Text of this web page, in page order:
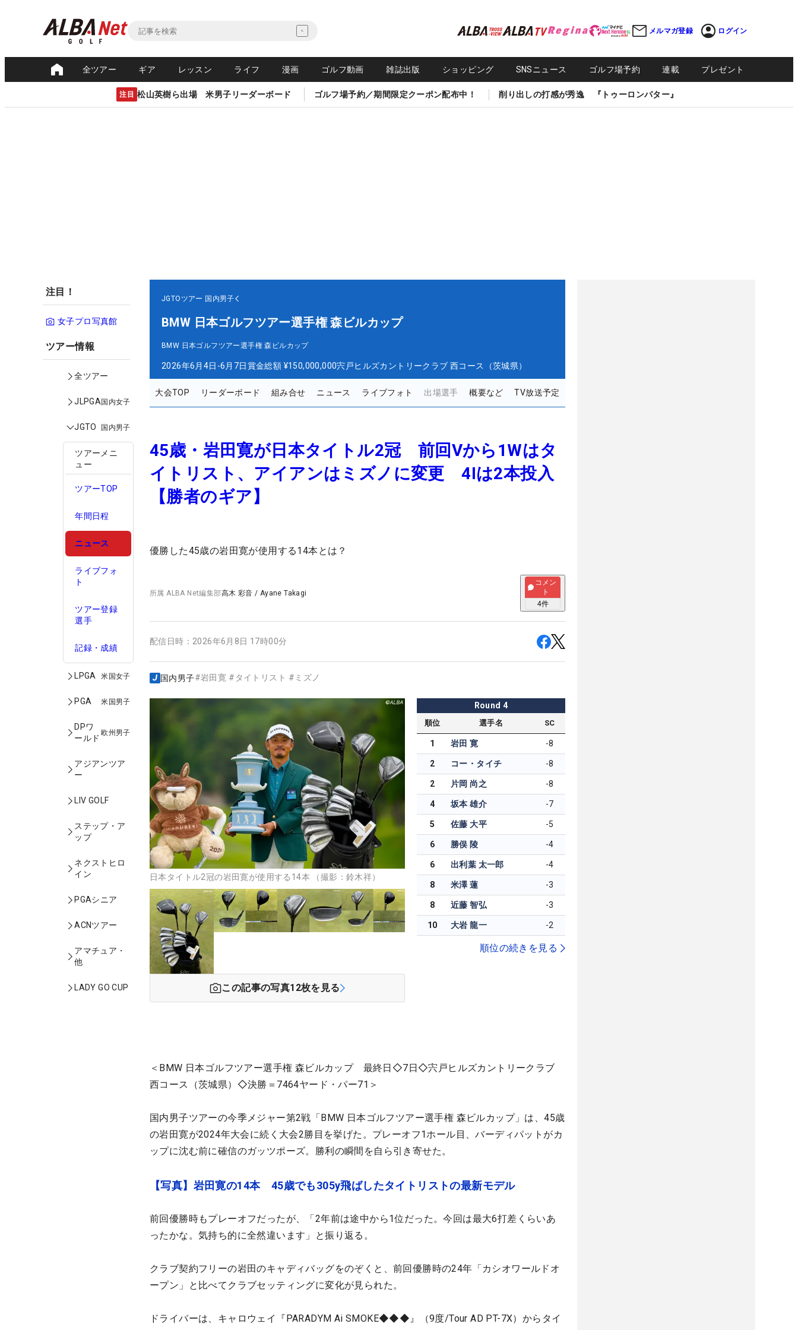
メルマガ登録 ログイン
全ツアー ギア レッスン ライフ 漫画 ゴルフ動画 雑誌出版 ショッピング SNSニュース ゴルフ場予約 連載 プレゼント
注目 松山英樹ら出場 米男子リーダーボード ゴルフ場予約／期間限定クーポン配布中！ 削り出しの打感が秀逸 『トゥーロンパター』
注目！
女子プロ写真館
ツアー情報
全ツアー
JLPGA国内女子
JGTO 国内男子
ツアーメニ
ュー
ツアーTOP
年間日程
ニュース
ライブフォ
ト
ツアー登録
選手
記録・成績
LPGA 米国女子
PGA 米国男子
DPワ
ールド
欧州男子
アジアンツア
ー
LIV GOLF
ステップ・ア
ップ
ネクストヒロ
イン
PGAシニア
ACNツアー
アマチュア・
他
LADY GO CUP
JGTOツアー 国内男子
BMW 日本ゴルフツアー選手権 森ビルカップ
BMW 日本ゴルフツアー選手権 森ビルカップ
2026年6月4日-6月7日賞金総額 ¥150,000,000宍戸ヒルズカントリークラブ 西コース（茨城県）
大会TOP リーダーボード 組み合せ ニュース ライブフォト 出場選手 概要など TV放送予定
45歳・岩田寛が日本タイトル2冠 前回Vから1Wはタ
イトリスト、アイアンはミズノに変更 4Iは2本投入
【勝者のギア】
優勝した45歳の岩田寛が使用する14本とは？
所属ALBA Net編集部高木 彩音 / Ayane Takagi
コメン
ト
4件
配信日時： 2026年6月8日 17時00分
国内男子#岩田寛 # タイトリスト # ミズノ
日本タイトル2冠の岩田寛が使用する14本 （撮影：鈴木祥）
この記事の写真12枚を見る
Round 4
順位 選手名 SC
1 岩田 寛 -8
2 コー・タイチ -8
2 片岡 尚之 -8
4 坂本 雄介 -7
5 佐藤 大平 -5
6 勝俣 陵 -4
6 出利葉 太一郎 -4
8 米澤 蓮 -3
8 近藤 智弘 -3
10 大岩 龍一 -2
順位の続きを見る
＜BMW 日本ゴルフツアー選手権 森ビルカップ 最終日◇7日◇宍戸ヒルズカントリークラブ
西コース（茨城県）◇決勝＝7464ヤード・パー71＞
国内男子ツアーの今季メジャー第2戦「BMW 日本ゴルフツアー選手権 森ビルカップ」は、45歳
の岩田寛が2024年大会に続く大会2勝目を挙げた。プレーオフ1ホール目、バーディパットがカ
ップに沈む前に確信のガッツポーズ。勝利の瞬間を自ら引き寄せた。
【写真】岩田寛の14本 45歳でも305y飛ばしたタイトリストの最新モデル
前回優勝時もプレーオフだったが、「2年前は途中から1位だった。今回は最大6打差くらいあ
ったかな。気持ち的に全然違います」と振り返る。
クラブ契約フリーの岩田のキャディバッグをのぞくと、前回優勝時の24年「カシオワールドオ
ープン」と比べてクラブセッティングに変化が見られた。
ドライバーは、キャロウェイ『PARADYM Ai SMOKE◆◆◆』（9度/Tour AD PT-7X）からタイ